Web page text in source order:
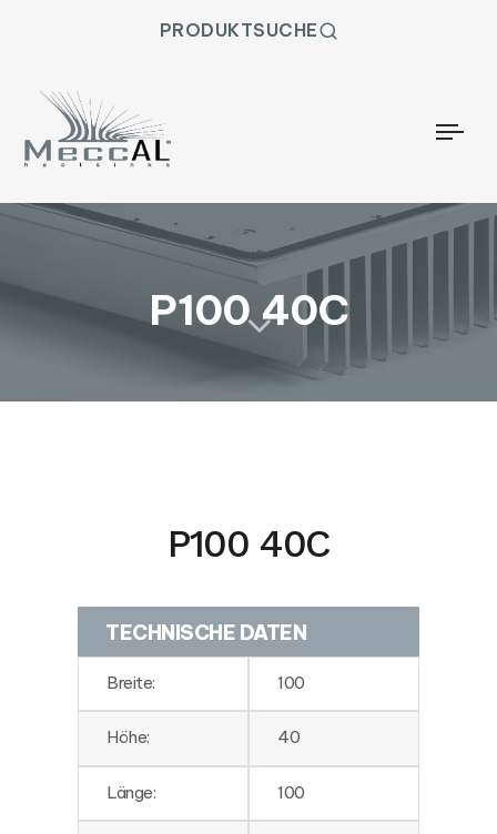
PRODUKTSUCHE
P100 40C
P100 40C
TECHNISCHE DATEN
Breite: 100
Höhe: 40
Länge: 100